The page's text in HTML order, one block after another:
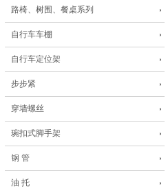
路椅、树围、餐桌系列
自行车车棚
自行车定位架
步步紧
穿墙螺丝
琬扣式脚手架
钢 管
油 托